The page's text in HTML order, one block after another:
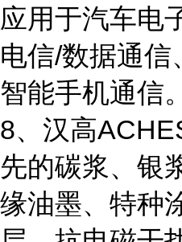
应用于汽车电
电信/数据通信
智能手机通信。
8、汉高
先的碳浆、银
缘油墨、特种